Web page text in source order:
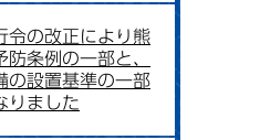
令の改正により熊
防条例の一部と、
の設置基準の一部
りました